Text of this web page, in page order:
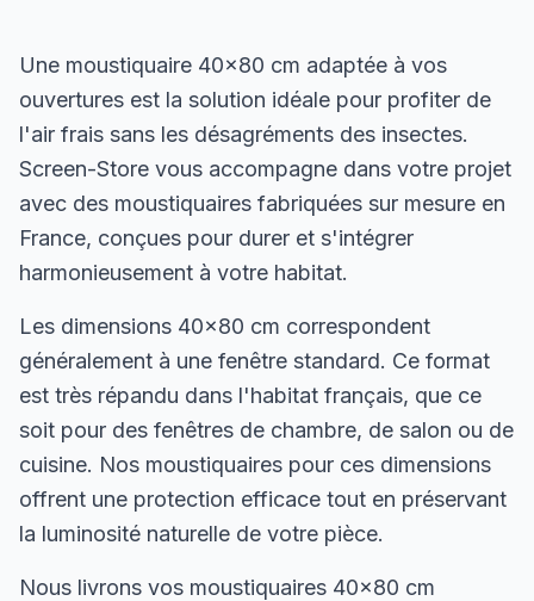
Une moustiquaire 40×80 cm adaptée à vos
ouvertures est la solution idéale pour profiter de
l'air frais sans les désagréments des insectes.
Screen-Store vous accompagne dans votre projet
avec des moustiquaires fabriquées sur mesure en
France, conçues pour durer et s'intégrer
harmonieusement à votre habitat.
Les dimensions 40×80 cm correspondent
généralement à une fenêtre standard. Ce format
est très répandu dans l'habitat français, que ce
soit pour des fenêtres de chambre, de salon ou de
cuisine. Nos moustiquaires pour ces dimensions
offrent une protection efficace tout en préservant
la luminosité naturelle de votre pièce.
Nous livrons vos moustiquaires 40×80 cm